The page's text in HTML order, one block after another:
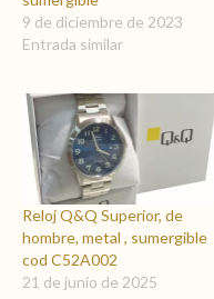
9 de diciembre de 2023
Entrada similar
Reloj Q&Q Superior, de
hombre, metal , sumergible
cod C52A002
21 de junio de 2025